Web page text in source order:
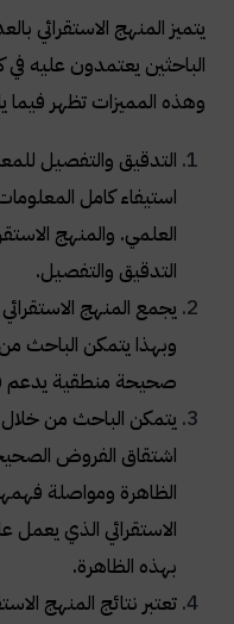
يتميز المنهج الاستقرائي
الباحثين يعتمدون عليه
وهذه المميزات تظهر فيما
التدقيق والتفصيل
استيفاء كامل
العلمي. والمنهج
التدقيق والتفصيل.
يجمع المنهج
وبهذا يتمكن الباحث
صحيحة منطقية يدعم
يتمكن الباحث من خلال
اشتقاق الفروض
الظاهرة ومواصلة
الاستقرائي الذي يعمل
بهذه الظاهرة.
تعتبر نتائج المنهج